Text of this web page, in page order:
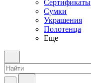
Сертификаты
Сумки
Украшения
Полотенца
Еще